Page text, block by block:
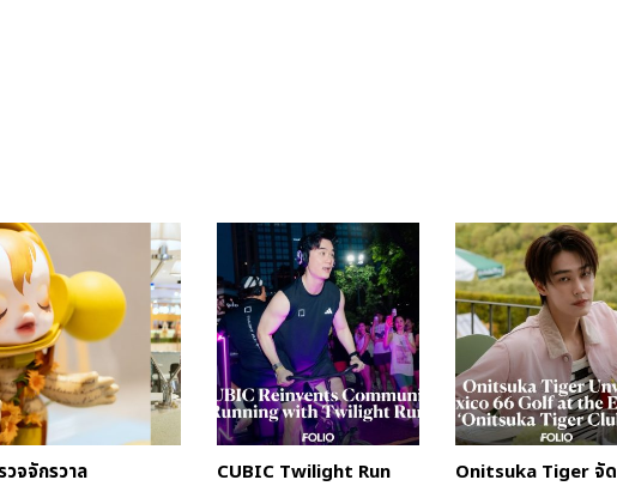
วจจักรวาล CUBIC Twilight Run Onitsuka Tiger จัด